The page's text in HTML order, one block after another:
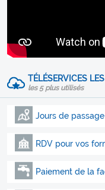
TÉLÉSERVICES
les 5 plus utilisés
Jours de
RDV pour vos
Paiement de la